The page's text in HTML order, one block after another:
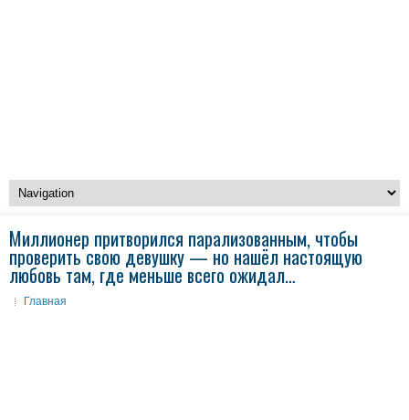
Миллионер притворился парализованным, чтобы
проверить свою девушку — но нашёл настоящую
любовь там, где меньше всего ожидал…
Главная